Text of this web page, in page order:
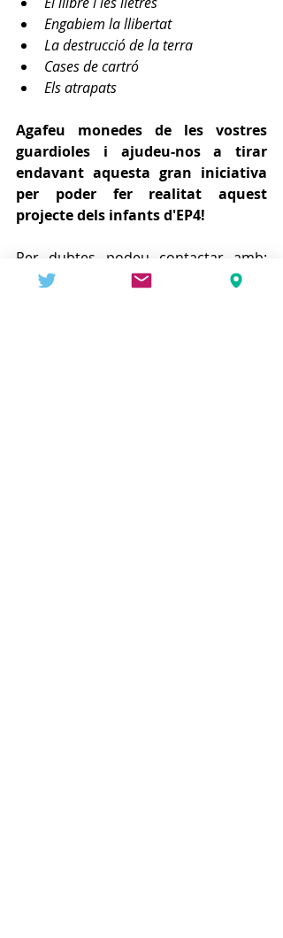
Engabiem la llibertat
La destrucció de la terra
Cases de cartró
Els atrapats
Agafeu monedes de les vostres
guardioles i ajudeu-nos a tirar
endavant aquesta gran iniciativa
per poder fer realitat aquest
projecte dels infants d'EP4!
comunicacioafa@gmail.com